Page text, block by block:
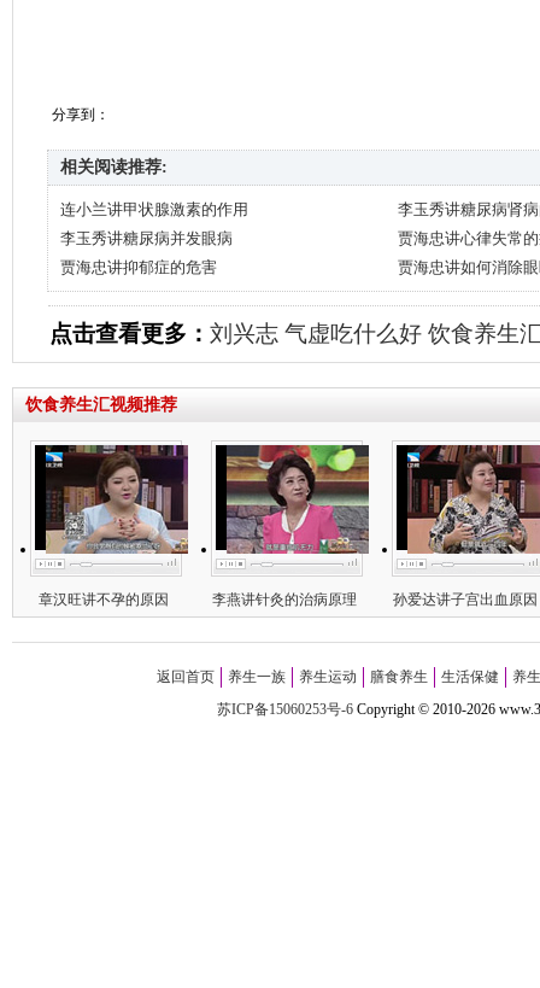
分享到：
相关阅读推荐:
连小兰讲甲状腺激素的作用
李玉秀讲糖尿病肾
李玉秀讲糖尿病并发眼病
贾海忠讲心律失常
贾海忠讲抑郁症的危害
贾海忠讲如何消除
点击查看更多： 刘兴志 气虚吃什么好 饮食养生
饮食养生汇视频推荐
章汉旺讲不孕的原因 李燕讲针灸的治病原理 孙爱达讲子宫出血原因
返回首页 养生一族 养生运动 膳食养生 生活保健
养
苏ICP备15060253号-6Copyright©2010-2026